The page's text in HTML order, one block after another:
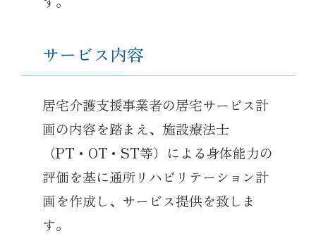
サービス内容
居宅介護支援事業者の居宅サービス計
画の内容を踏まえ、施設療法士
（PT・OT・ST等）による身体能力の
評価を基に通所リハビリテーション計
画を作成し、サービス提供を致しま
す。